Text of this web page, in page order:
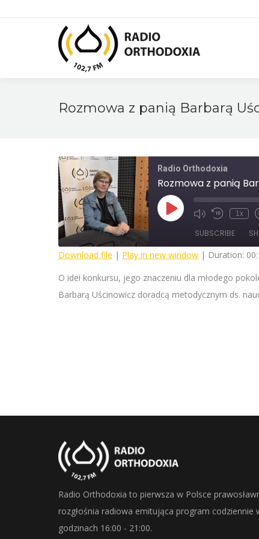
Rozmowa z panią Barbarą
Radio Orthodoxia
Rozmowa z panią
Play
Episode Mute/Unmute
Rewind
Seconds
1x
SUBSCRIBE
RSS FEED
LINK
Download file | Play in new window | Duration:
O idei konkursu, jego znaczeniu dla młodego
Barbarą Uścinowicz doradcą metodycznym ds.
Radio Orthodoxia to pierwsza w Polsce
rozgłośnia radiowa emitująca program codziennie
godzinach 16:00 - 21:00.